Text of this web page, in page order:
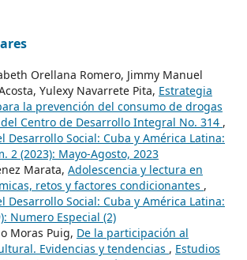
Orellana Romero, Jimmy Manuel
Yulexy Navarrete Pita, Estrategia
la prevención del consumo de drogas
Centro de Desarrollo Integral No. 314 ,
Desarrollo Social: Cuba y América Latina:
2 (2023): Mayo-Agosto, 2023
Marata, Adolescencia y lectura en
retos y factores condicionantes ,
Desarrollo Social: Cuba y América Latina:
Numero Especial (2)
Moras Puig, De la participación al
Evidencias y tendencias , Estudios